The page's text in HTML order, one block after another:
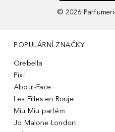
© 2026
POPULÁRNÍ ZNAČKY
Orebella
Pixi
About-Face
Les Filles en Rouje
Miu Miu parfém
Jo Malone London